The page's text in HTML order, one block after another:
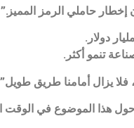
إخطار حاملي الرمز المميز.”